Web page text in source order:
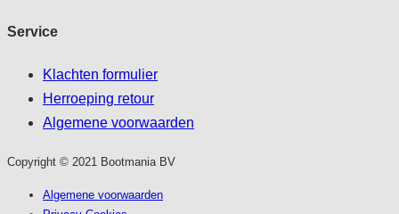
Service
Klachten formulier
Herroeping retour
Algemene voorwaarden
Copyright © 2021 Bootmania BV
Algemene voorwaarden